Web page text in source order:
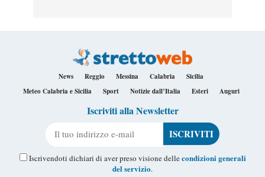
News Reggio Messina Calabria
Sicilia
Meteo Calabria e Sicilia
Sport Notizie dall’Italia Esteri Auguri
Iscriviti alla Newsletter
Iscrivendoti dichiari di aver preso visione dellecondizioni generali
del servizio.